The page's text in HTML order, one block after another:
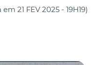
21 FEV 2025 - 19H19)